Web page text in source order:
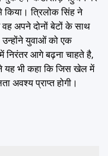
किया। त्रिलोक सिंह ने
अपने दोनों बेटों के साथ
उन्होंने युवाओं को एक
निरंतर आगे बढ़ना चाहते है,
यह भी कहा कि जिस खेल में
प्राप्त होगी।